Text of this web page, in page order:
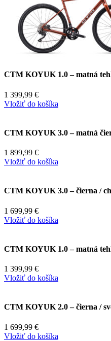
CTM KOYUK 1.0 – matná
1 399,99 €
Vložiť do košíka
CTM KOYUK 3.0 – matná
1 899,99 €
Vložiť do košíka
CTM KOYUK 3.0 – čierna /
1 699,99 €
Vložiť do košíka
CTM KOYUK 1.0 – matná
1 399,99 €
Vložiť do košíka
CTM KOYUK 2.0 – čierna /
1 699,99 €
Vložiť do košíka